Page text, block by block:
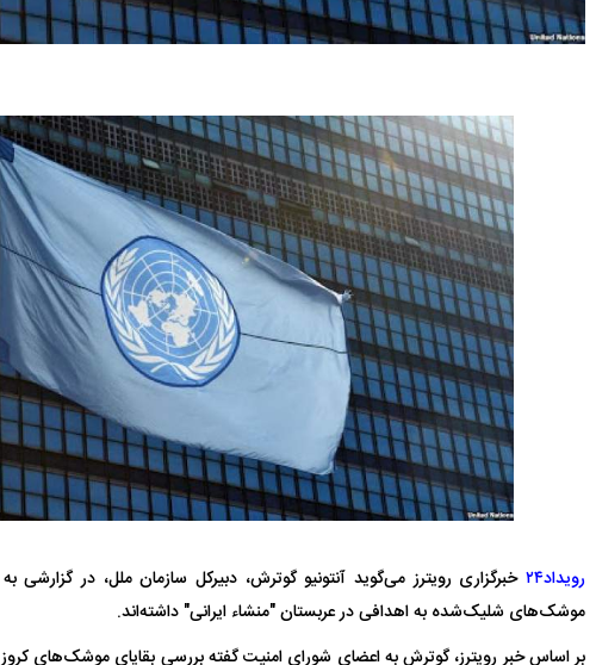
رویداد۲۴
خبرگزاری رویترز می‌گوید آنتونیو گوترش، دبیرکل سازمان ملل، در
موشک‌های شلیک‌شده به اهدافی در عربستان "منشاء ایرانی" داشته‌اند.
بر اساس خبر رویترز، گوترش به اعضای شورای امنیت گفته بررسی بقایای موشک‌های
هواپیمای مرموز E-11A BACN چیست؟
فضاپیمای «استارشیپ» ایلان ماسک
چیست؟
جراحان قلابی در شمال تهران بازداشت
شدند؛ از تزریق فیلر تا جراحی پلک
حمله ۶ سگ به کودک ۹ ساله در سنندج؛
زنگ خطر دوباره به صدا درآمد